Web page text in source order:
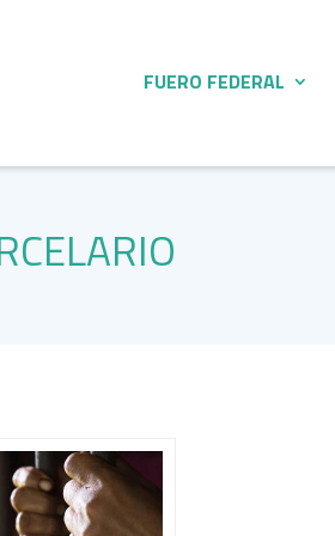
FUERO FEDERAL